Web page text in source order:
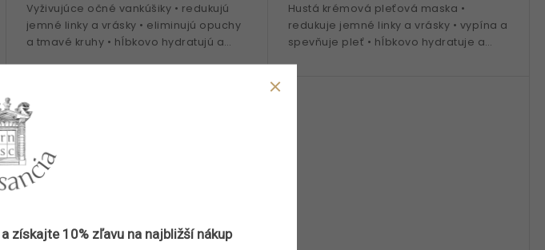
Vyživujúce očné vankúšiky • redukujú
jemné linky a vrásky • eliminujú opuchy
a tmavé kruhy • hĺbkovo hydratujú a
Hustá krémová pleťová maska •
redukuje jemné linky a vrásky • vypína a
spevňuje pleť • hĺbkovo hydratuje a
a získajte 10% zľavu na najbližší nákup